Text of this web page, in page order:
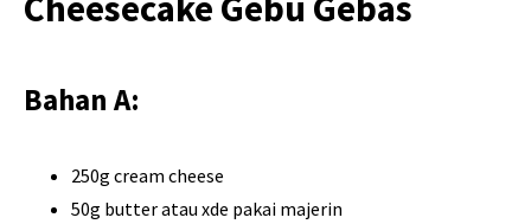
Bahan A:
250g cream cheese
50g butter atau xde pakai majerin